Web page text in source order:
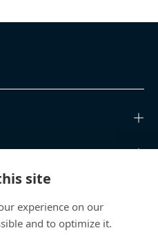
site
experience on our
and to optimize it.